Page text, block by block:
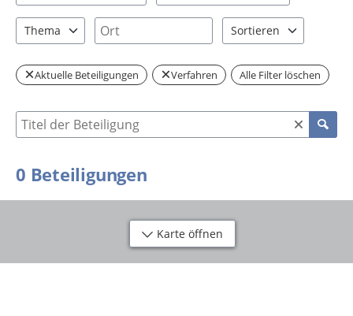
Thema
Ort
Sortieren
Aktuelle Beteiligungen Verfahren Alle Filter löschen
Suche nach Beteiligung
0 Beteiligungen
Karte öffnen